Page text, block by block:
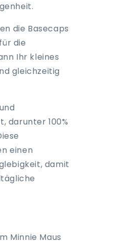
die Basecaps
die
Ihr kleines
gleichzeitig
darunter 100%
einen
damit
Minnie Maus